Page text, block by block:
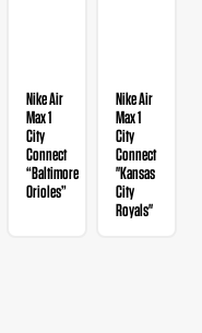
Nike Air
Max 1
City
Connect
“Baltimore
Orioles”
Nike Air
Max 1
City
Connect
"Kansas
City
Royals"